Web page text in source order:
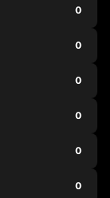
0
0
0
0
0
0